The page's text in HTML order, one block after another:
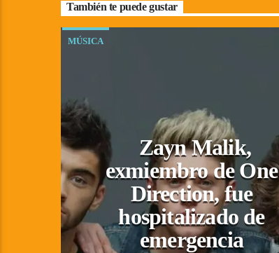
También te puede gustar
MÚSICA
Zayn Malik,
exmiembro de One
Direction, fue
hospitalizado de
emergencia